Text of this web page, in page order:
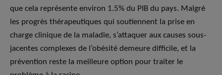
que cela représente environ 1.5% du PIB du pays. Malgré
les progrès thérapeutiques qui soutiennent la prise en
charge clinique de la maladie, s’attaquer aux causes sous-
jacentes complexes de l’obésité demeure difficile, et la
prévention reste la meilleure option pour traiter le